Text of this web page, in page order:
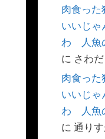
肉食った
いいじゃ
わ 人魚
に さわだ
肉食った
いいじゃ
わ 人魚
に 通り